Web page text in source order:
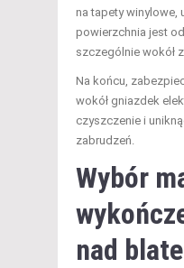
na tapety winylowe,
powierzchnia jest
szczególnie wokół
Na końcu,
wokół gniazdek
czyszczenie i
zabrudzeń.
Wybór
nad